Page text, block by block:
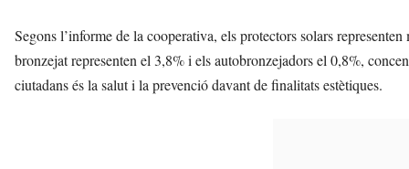
Segons l’informe de la cooperativa, els protectors solars
bronzejat representen el 3,8% i els autobronzejadors el 0,8%,
ciutadans és la salut i la prevenció davant de finalitats estètiques.